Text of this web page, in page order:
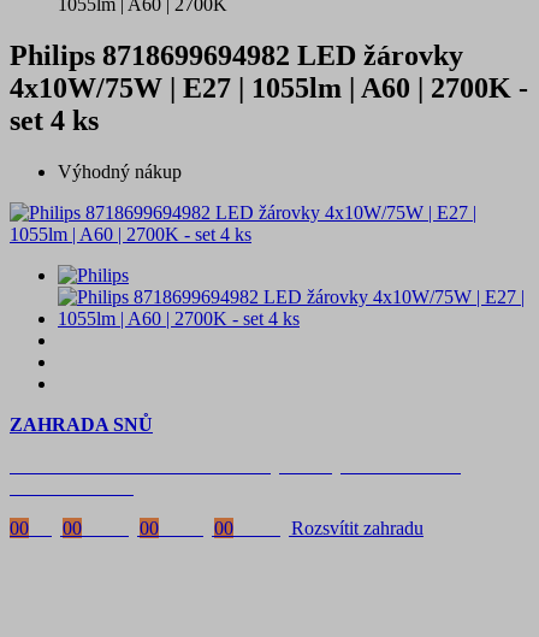
1055lm | A60 | 2700K
Philips 8718699694982 LED žárovky
4x10W/75W | E27 | 1055lm | A60 | 2700K -
set 4 ks
Výhodný nákup
ZAHRADA SNŮ
00
00 00 00 Rozsvítit zahradu